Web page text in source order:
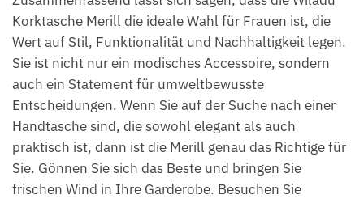
Korktasche Merill die ideale Wahl für Frauen ist, die
Wert auf Stil, Funktionalität und Nachhaltigkeit legen.
Sie ist nicht nur ein modisches Accessoire, sondern
auch ein Statement für umweltbewusste
Entscheidungen. Wenn Sie auf der Suche nach einer
Handtasche sind, die sowohl elegant als auch
praktisch ist, dann ist die Merill genau das Richtige für
Sie. Gönnen Sie sich das Beste und bringen Sie
frischen Wind in Ihre Garderobe. Besuchen Sie